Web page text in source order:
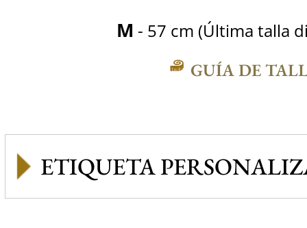
M - 57 cm (Última talla
GUÍA DE
ETIQUETA